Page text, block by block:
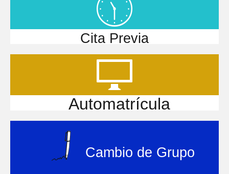
Cita Previa
Automatrícula
Cambio de Grupo